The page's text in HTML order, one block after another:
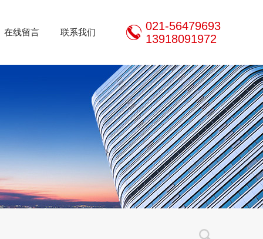
在线留言 联系我们
021-56479693
13918091972